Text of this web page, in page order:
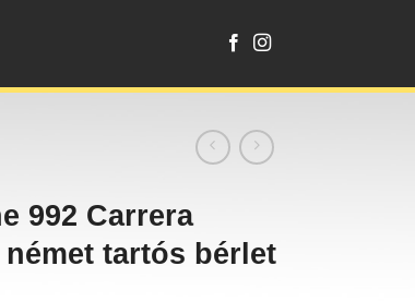
992 Carrera
tartós bérlet